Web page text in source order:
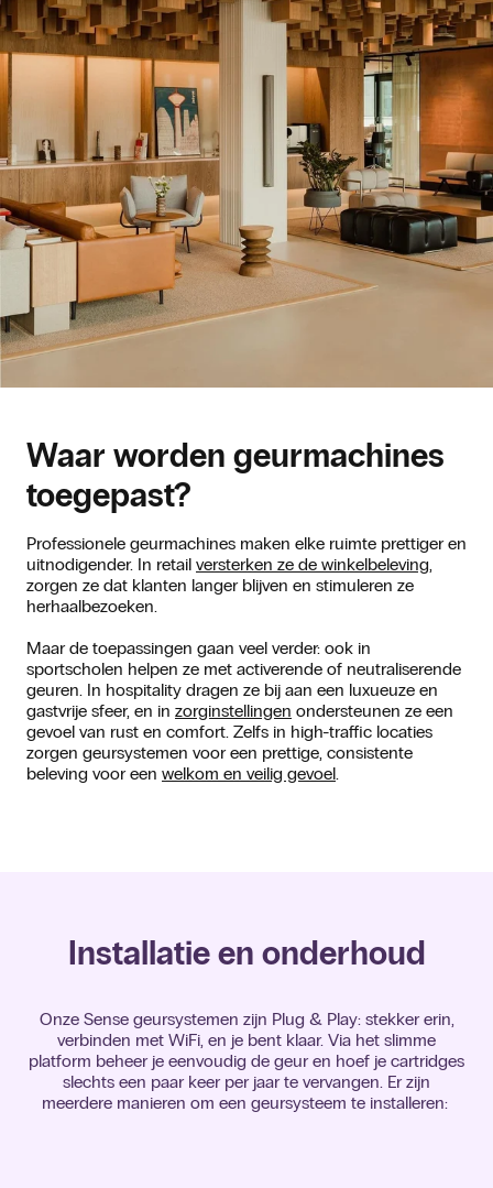
Waar worden geurmachines
toegepast?
Professionele geurmachines maken elke ruimte prettiger en
uitnodigender. In retail versterken ze de winkelbeleving,
zorgen ze dat klanten langer blijven en stimuleren ze
herhaalbezoeken.
Maar de toepassingen gaan veel verder: ook in
sportscholen helpen ze met activerende of neutraliserende
geuren. In hospitality dragen ze bij aan een luxueuze en
gastvrije sfeer, en in zorginstellingen ondersteunen ze een
gevoel van rust en comfort. Zelfs in high-traffic locaties
zorgen geursystemen voor een prettige, consistente
beleving voor een welkom en veilig gevoel.
Installatie en onderhoud
Onze Sense geursystemen zijn Plug & Play: stekker erin,
verbinden met WiFi, en je bent klaar. Via het slimme
platform beheer je eenvoudig de geur en hoef je cartridges
slechts een paar keer per jaar te vervangen. Er zijn
meerdere manieren om een geursysteem te installeren: